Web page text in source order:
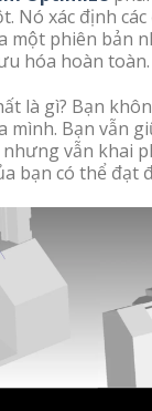
Nó xác định các
một phiên bản
hóa hoàn toàn.
là gì? Bạn
mình. Bạn vẫn
nhưng vẫn khai
bạn có thể đạt